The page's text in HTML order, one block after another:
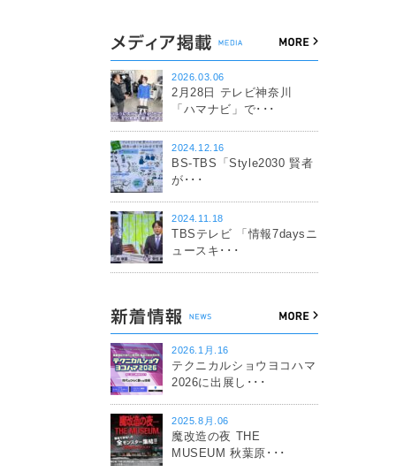
2026.03.06
2月28日 テレビ神奈川
「ハマナビ」で･･･
2024.12.16
BS-TBS「Style2030 賢者
が･･･
2024.11.18
TBSテレビ 「情報7daysニ
ュースキ･･･
2026.1月.16
テクニカルショウヨコハマ
2026に出展し･･･
2025.8月.06
魔改造の夜 THE
MUSEUM 秋葉原･･･